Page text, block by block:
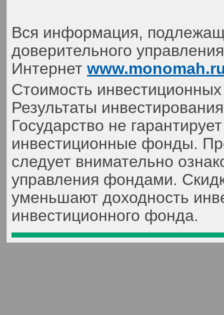
Вся информация,
доверительного
Интернет
Стоимость
Результаты
Государство не
инвестиционные фонды.
следует внимательно
управления фондами.
уменьшают доходность
инвестиционного фонда.